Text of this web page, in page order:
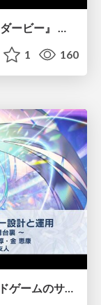
1 160
【CEDEC2026】次世代デジタルカードゲームのサーバー設計と運用 〜『Shadowverse: Worlds Beyond』の舞台裏～